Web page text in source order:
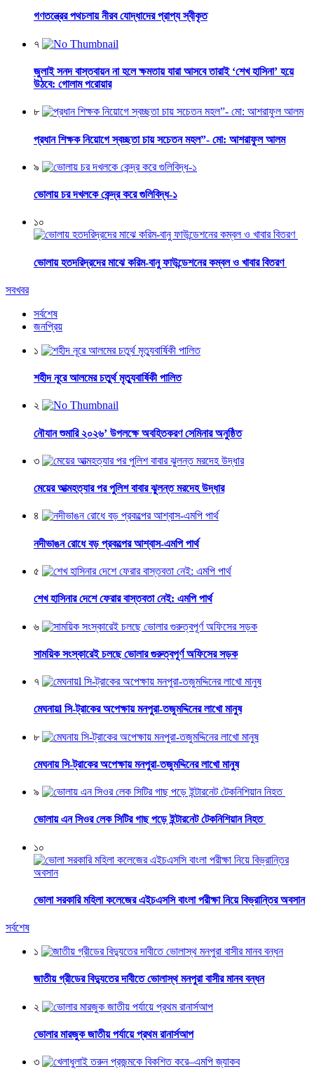
গণতন্ত্রের পথচলায় নীরব যোদ্ধাদের প্রাপ্য স্বীকৃত
৭
জুলাই সনদ বাস্তবায়ন না হলে ক্ষমতায় যারা আসবে তারাই ‘শেখ হাসিনা’ হয়ে
উঠবে: গোলাম পরোয়ার
৮
প্রধান শিক্ষক নিয়োগে স্বচ্ছতা চায় সচেতন মহল”- মো: আশরাফুল আলম
৯
ভোলায় চর দখলকে কেন্দ্র করে গুলিবিদ্ধ-১
১০
ভোলায় হতদরিদ্রদের মাঝে করিম-বানু ফাউন্ডেশনের কম্বল ও খাবার বিতরণ
সবখবর
সর্বশেষ
জনপ্রিয়
১
শহীদ নূরে আলমের চতুর্থ মৃত্যুবার্ষিকী পালিত
২
নৌযান শুমারি ২০২৬’ উপলক্ষে অবহিতকরণ সেমিনার অনুষ্ঠিত
৩
মেয়ের আত্মহত্যার পর পুলিশ বাবার ঝুলন্ত মরদেহ উদ্ধার
৪
নদীভাঙন রোধে বড় প্রকল্পের আশ্বাস-এমপি পার্থ
৫
শেখ হাসিনার দেশে ফেরার বাস্তবতা নেই: এমপি পার্থ
৬
সাময়িক সংস্কারেই চলছে ভোলার গুরুত্বপূর্ণ অফিসের সড়ক
৭
মেঘনায়l সি-ট্রাকের অপেক্ষায় মনপুরা-তজুমদ্দিনের লাখো মানুষ
৮
মেঘনায় সি-ট্রাকের অপেক্ষায় মনপুরা-তজুমদ্দিনের লাখো মানুষ
৯
ভোলায় এন সিওর লেক সিটির গাছ পড়ে ইন্টারনেট টেকনিশিয়ান নিহত
১০
ভোলা সরকারি মহিলা কলেজের এইচএসসি বাংলা পরীক্ষা নিয়ে বিভ্রান্তির অবসান
সর্বশেষ
১
জাতীয় গ্রীডের বিদ্যুতের দাবীতে ভোলাস্থ মনপুরা বাসীর মানব বন্ধন
২
ভোলার মারজুক জাতীয় পর্যায়ে প্রথম রানার্সআপ
৩